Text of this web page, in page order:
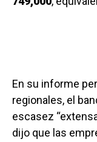
En su informe
regionales, el
escasez
dijo que las